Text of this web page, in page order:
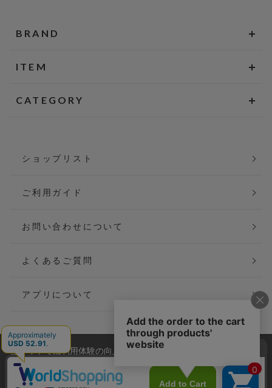
BRAND
ITEM
CATEGORY
ショップリスト
ご利用ガイド
お問い合わせについて
よくあるご質問
アプリについて
会社概要
ご利用規約
個人情報保護方針
当サイトでは利用体験の向上およびコンテンツの最適な提供、ト
ラフィックの分析を目的としてCookieを使用しています。
サイトの閲覧を継続された場合、Cookieの利用に同意したことも